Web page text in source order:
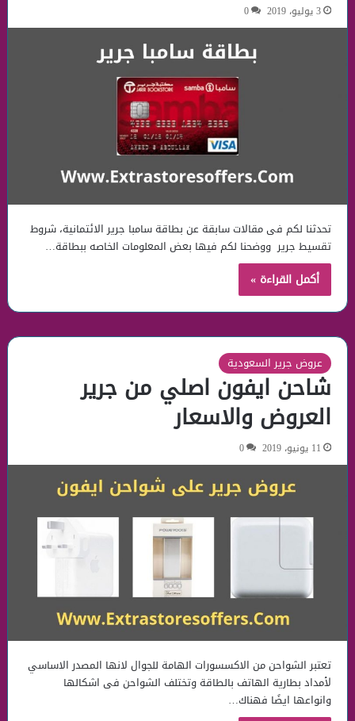
3 يوليو، 2019 0
تحدثنا لكم فى مقالات سابقة عن بطاقة سامبا جرير الائتمانية، شروط
تقسيط جرير ووضحنا لكم فيها بعض المعلومات الخاصه ببطاقة…
أكمل القراءة »
عروض جرير السعودية
شاحن ايفون اصلي من جرير
العروض والاسعار
11 يونيو، 2019 0
تعتبر الشواحن من الاكسسورات الهامة للجوال لانها المصدر الاساسي
لأمداد بطارية الهاتف بالطاقة وتختلف الشواحن فى اشكالها
وانواعها ايضًا فهناك…